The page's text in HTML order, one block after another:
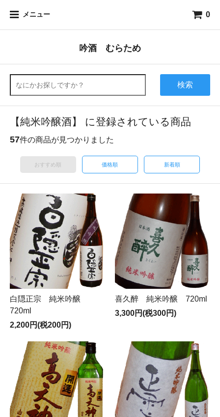
メニュー 0
吟酒 むらため
検索
【純米吟醸酒】 に登録されている商品
57件の商品が見つかりました
おすすめ順 価格順 新着順
白隠正宗 純米吟醸
720ml
2,200円(税200円)
喜久醉 純米吟醸 720ml
3,300円(税300円)